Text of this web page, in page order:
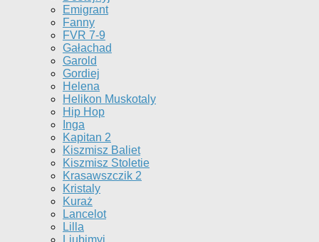
Emigrant
Fanny
FVR 7-9
Gałachad
Garold
Gordiej
Helena
Helikon Muskotaly
Hip Hop
Inga
Kapitan 2
Kiszmisz Baliet
Kiszmisz Stoletie
Krasawszczik 2
Kristaly
Kuraż
Lancelot
Lilla
Liubimyj